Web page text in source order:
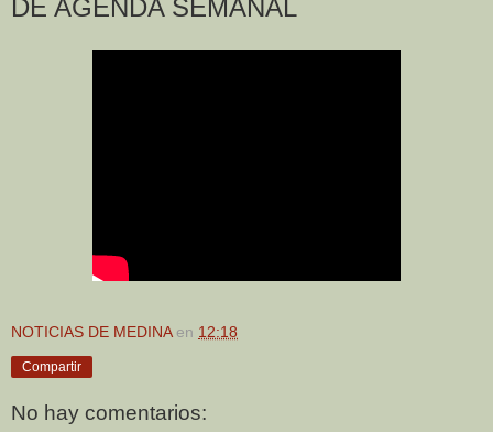
DE AGENDA SEMANAL
NOTICIAS DE MEDINA en 12:18
Compartir
No hay comentarios: